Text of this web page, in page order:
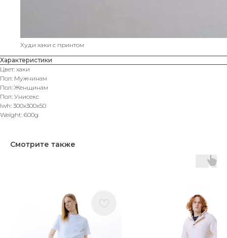
Худи хаки с принтом
Характеристики
Цвет: хаки
Пол: Мужчинам
Пол: Женщинам
Пол: Унисекс
lwh: 300x300x50
Weight: 600g
Смотрите также